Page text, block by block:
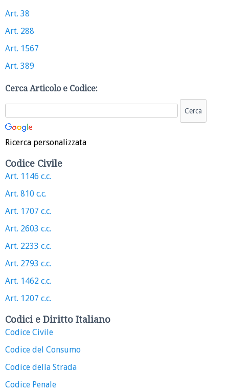
Art. 38
Art. 288
Art. 1567
Art. 389
Cerca Articolo e Codice:
Ricerca personalizzata
Codice Civile
Art. 1146 c.c.
Art. 810 c.c.
Art. 1707 c.c.
Art. 2603 c.c.
Art. 2233 c.c.
Art. 2793 c.c.
Art. 1462 c.c.
Art. 1207 c.c.
Codici e Diritto Italiano
Codice Civile
Codice del Consumo
Codice della Strada
Codice Penale